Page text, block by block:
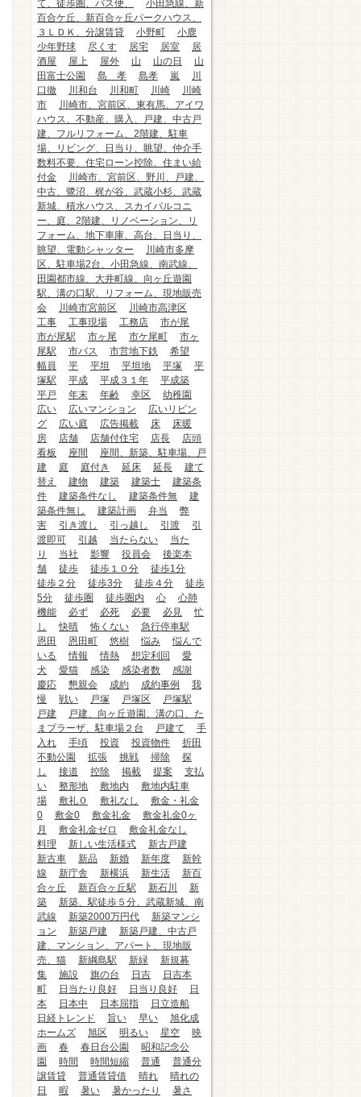
て、徒歩圏、バス便、
小田急線、新
百合ケ丘、新百合ヶ丘パークハウス、
３ＬＤＫ、分譲賃貸
小野町
小鹿
少年野球
尽くす 居宅 居室
居
酒屋
屋上 屋外 山 山の日
山
田富士公園
島 孝 島孝 嵐
川
口徹
川和台 川和町 川崎
川崎
市
川崎市、宮前区、東有馬、アイワ
ハウス、不動産、購入、戸建、中古戸
建、フルリフォーム、2階建、駐車
場、リビング、日当り、眺望、仲介手
数料不要、住宅ローン控除、住まい給
付金
川崎市、宮前区、野川、戸建、
中古、鷺沼、梶が谷、武蔵小杉、武蔵
新城、積水ハウス、スカイバルコニ
ー、庭、2階建、リノベーション、リ
フォーム、地下車庫、高台、日当り、
眺望、電動シャッター
川崎市多摩
区、駐車場2台、小田急線、南武線、
田園都市線、大井町線、向ヶ丘遊園
駅、溝の口駅、リフォーム、現地販売
会
川崎市宮前区
川崎市高津区
工事
工事現場 工務店
市が尾
市が尾駅
市ヶ尾 市ケ尾町
市ヶ
尾駅
市バス 市営地下鉄
希望
幅員
平 平坦 平坦地 平塚
平
塚駅
平成 平成３１年
平成築
平戸
年末 年齢 幸区
幼稚園
広い
広いマンション
広いリビン
グ
広い庭 広告掲載 床
床暖
房
店舗 店舗付住宅 店長
店頭
看板
座間
座間、新築、駐車場、戸
建
庭 庭付き 延床 延長
建て
替え
建物 建築 建築士
建築条
件
建築条件なし 建築条件無
建
築条件無し
建築計画 弁当
弊
害
引き渡し 引っ越し 引渡
引
渡即可
引越 当たらない
当た
り
当社 影響 役員会
後楽本
舗
徒歩 徒歩１０分
徒歩1分
徒歩２分
徒歩3分 徒歩４分
徒歩
5分
徒歩圏 徒歩圏内 心
心肺
機能
必ず 必死 必要 必見
忙
し
快晴 怖くない
急行停車駅
恩田
恩田町 悠樹 悩み
悩んで
いる
情報 情熱 想定利回
愛
犬
愛猫 感染 感染者数
感謝
慶応
懇親会 成約 成約事例
我
慢
戦い 戸塚 戸塚区
戸塚駅
戸建
戸建、向ヶ丘遊園、溝の口、た
まプラーザ、駐車場２台
戸建て
手
入れ
手頃 投資 投資物件
折田
不動公園
拡張 挑戦 掃除
探
し
接道 控除 掲載 提案
支払
い
整形地 敷地内
敷地内駐車
場
敷礼０ 敷礼なし
敷金・礼金
0
敷金0 敷金礼金
敷金礼金0ヶ
月
敷金礼金ゼロ
敷金礼金なし
料理
新しい生活様式
新古戸建
新古車
新品 新婚 新年度
新幹
線
新庁舎 新横浜 新生活
新百
合ヶ丘
新百合ヶ丘駅 新石川
新
築
新築、駅徒歩５分、武蔵新城、南
武線
新築2000万円代
新築マンシ
ョン
新築戸建
新築戸建、中古戸
建、マンション、アパート、現地販
売、猫
新綱島駅 新緑
新規募
集
施設 旗の台 日吉
日吉本
町
日当たり良好 日当り良好
日
本
日本中 日本屈指
日立造船
日経トレンド
旨い 早い
旭化成
ホームズ
旭区 明るい 星空
映
画
春 春日台公園
昭和記念公
園
時間 時間短縮 普通
普通分
譲賃貸
普通賃貸借 晴れ
晴れの
日
暇 暑い 暑かったり
暑さ